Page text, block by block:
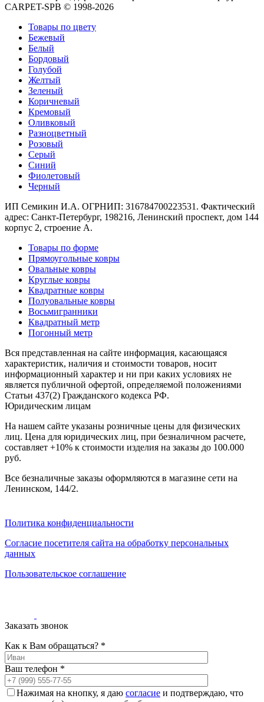
Круглые
Квадратные
Дорожки
Синтетические
ковровые
дорожки
Дорожки
на
резиновой
основе
Ковровые
шерстяные
дорожки
дорожки
Кремлевские
дорожки
Ковролин
в
наличии
Паласы
Как
выбрать
ковер
Доставка
и
Наши
работы
Контакты
+7
812
90-
72
mail@carpet-
spb.ru
звонок
0
CARPET-SPB © 1998-2026
Товары по цвету
Бежевый
Белый
Бордовый
Голубой
Желтый
Зеленый
Коричневый
Кремовый
Оливковый
Разноцветный
Розовый
Серый
Синий
Фиолетовый
Черный
ИП Семикин И.А. ОГРНИП: 316784700223531. Фактический
адрес: Санкт-Петербург, 198216, Ленинский проспект, дом 144
корпус 2, строение А.
Товары по форме
Прямоугольные ковры
Овальные ковры
Круглые ковры
Квадратные ковры
Полуовальные ковры
Восьмигранники
Квадратный метр
Погонный метр
Вся представленная на сайте информация, касающаяся
характеристик, наличия и стоимости товаров, носит
информационный характер и ни при каких условиях не
является публичной офертой, определяемой положениями
Статьи 437(2) Гражданского кодекса РФ.
Юридическим лицам
На нашем сайте указаны розничные цены для физических
лиц. Цена для юридических лиц, при безналичном расчете,
составляет +10% к стоимости изделия на заказы до 100.000
руб.
Все безналичные заказы оформляются в магазине сети на
Ленинском, 144/2.
Политика конфиденциальности
Согласие посетителя сайта на обработку персональных
данных
Пользовательское соглашение
Заказать звонок
Как к Вам обращаться? *
Ваш телефон *
Нажимая на кнопку, я даю согласие и подтверждаю, что